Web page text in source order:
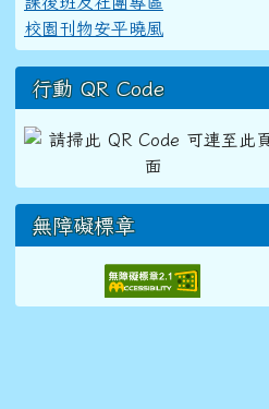
校園刊物安平曉風
行動 QR Code
無障礙標章